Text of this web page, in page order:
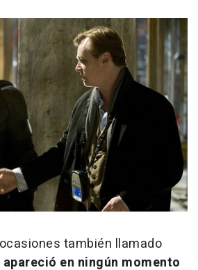
también llamado
apareció en ningún momento